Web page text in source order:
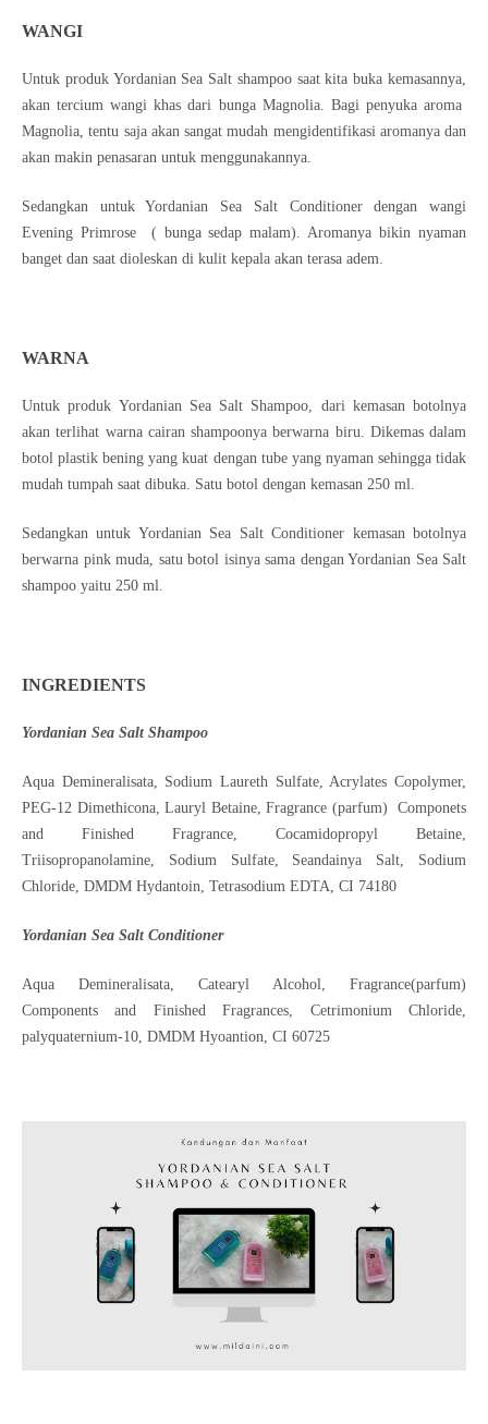
WANGI
Untuk produk Yordanian Sea Salt shampoo saat kita buka kemasannya,
akan tercium wangi khas dari bunga Magnolia. Bagi penyuka aroma
Magnolia, tentu saja akan sangat mudah mengidentifikasi aromanya dan
akan makin penasaran untuk menggunakannya.
Sedangkan untuk Yordanian Sea Salt Conditioner dengan wangi
Evening Primrose ( bunga sedap malam). Aromanya bikin nyaman
banget dan saat dioleskan di kulit kepala akan terasa adem.
WARNA
Untuk produk Yordanian Sea Salt Shampoo, dari kemasan botolnya
akan terlihat warna cairan shampoonya berwarna biru. Dikemas dalam
botol plastik bening yang kuat dengan tube yang nyaman sehingga tidak
mudah tumpah saat dibuka. Satu botol dengan kemasan 250 ml.
Sedangkan untuk Yordanian Sea Salt Conditioner kemasan botolnya
berwarna pink muda, satu botol isinya sama dengan Yordanian Sea Salt
shampoo yaitu 250 ml.
INGREDIENTS
Yordanian Sea Salt Shampoo
Aqua Demineralisata, Sodium Laureth Sulfate, Acrylates Copolymer,
PEG-12 Dimethicona, Lauryl Betaine, Fragrance (parfum) Componets
and Finished Fragrance, Cocamidopropyl Betaine,
Triisopropanolamine, Sodium Sulfate, Seandainya Salt, Sodium
Chloride, DMDM Hydantoin, Tetrasodium EDTA, CI 74180
Yordanian Sea Salt Conditioner
Aqua Demineralisata, Catearyl Alcohol, Fragrance(parfum)
Components and Finished Fragrances, Cetrimonium Chloride,
palyquaternium-10, DMDM Hyoantion, CI 60725